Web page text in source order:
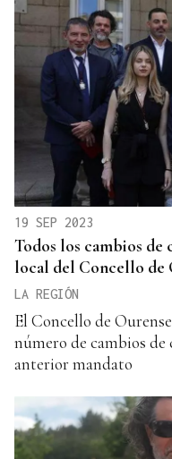
19 SEP 2023
Todos los cambios
local del Concello de
LA REGIÓN
El Concello de
número de cambios de
anterior mandato